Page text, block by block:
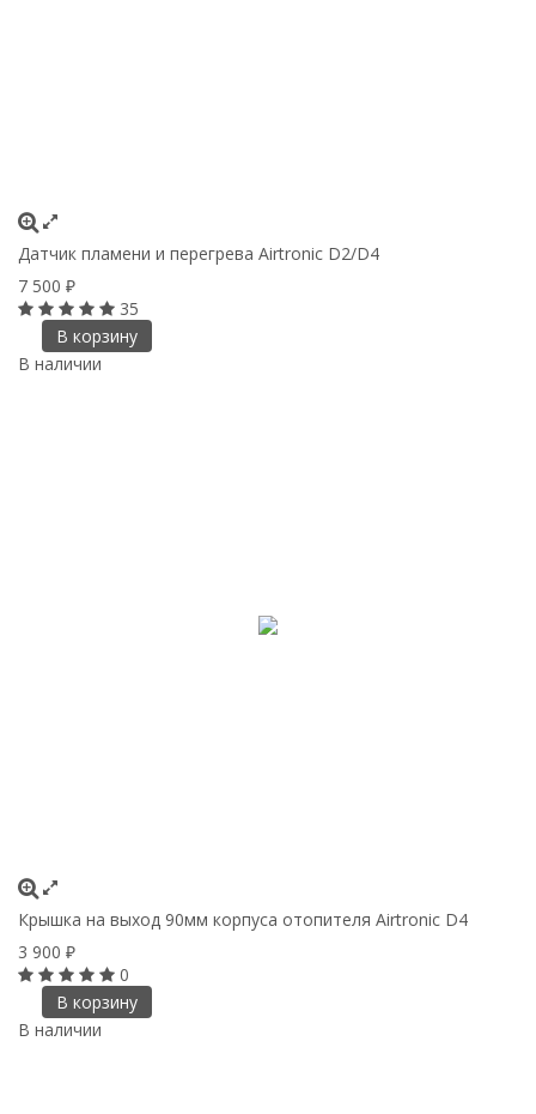
Датчик пламени и перегрева Airtronic D2/D4
7 500 ₽
35
В корзину
В наличии
Крышка на выход 90мм корпуса отопителя Airtroniс D4
3 900 ₽
0
В корзину
В наличии